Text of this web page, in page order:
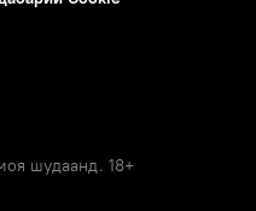
шудаанд. 18+